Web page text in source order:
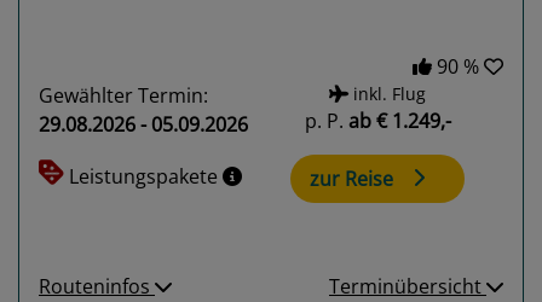
90 %
Gewählter Termin:
29.08.2026 - 05.09.2026
Leistungspakete
inkl. Flug
p. P. ab€ 1.249,-
zur Reise
Routeninfos Terminübersicht